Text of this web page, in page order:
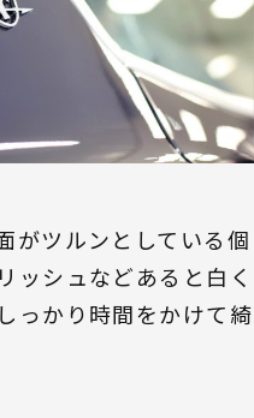
がツルンとしている個
ッシュなどあると白く
っかり時間をかけて綺